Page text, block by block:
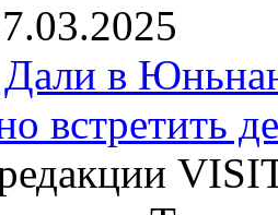
в
встретить